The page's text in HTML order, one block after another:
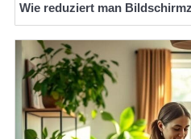
Wie reduziert man